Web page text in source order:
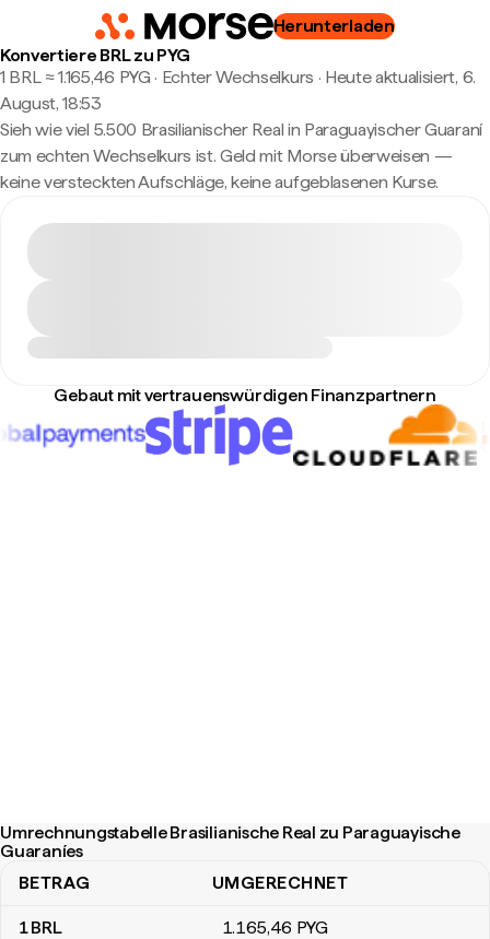
Herunterladen
Konvertiere BRL zu PYG
1 BRL ≈ 1.165,46 PYG · Echter Wechselkurs · Heute aktualisiert, 6.
August, 18:53
Sieh wie viel 5.500 Brasilianischer Real in Paraguayischer Guaraní
zum echten Wechselkurs ist. Geld mit Morse überweisen —
keine versteckten Aufschläge, keine aufgeblasenen Kurse.
Gebaut mit vertrauenswürdigen Finanzpartnern
Umrechnungstabelle Brasilianische Real zu Paraguayische
Guaraníes
Umrechnungstabelle Brasilianische Real zu Paraguayische
BETRAG UMGERECHNET
1BRL 1.165,46 PYG